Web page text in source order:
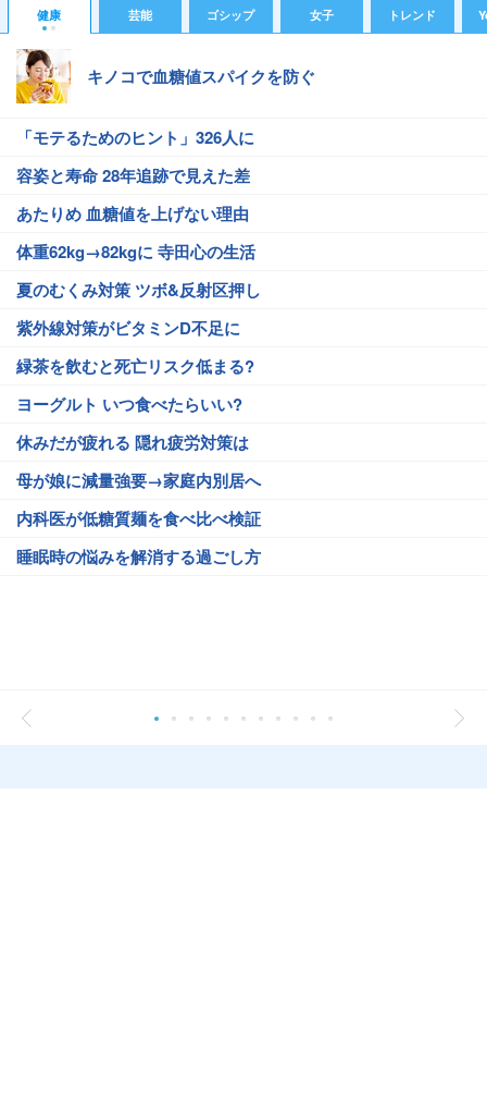
健康 芸能 ゴシップ 女子 トレンド
キノコで血糖値スパイクを防ぐ
「モテるためのヒント」326人に
容姿と寿命 28年追跡で見えた差
あたりめ 血糖値を上げない理由
体重62kg→82kgに 寺田心の生活
夏のむくみ対策 ツボ&反射区押し
紫外線対策がビタミンD不足に
緑茶を飲むと死亡リスク低まる?
ヨーグルト いつ食べたらいい?
休みだが疲れる 隠れ疲労対策は
母が娘に減量強要→家庭内別居へ
内科医が低糖質麺を食べ比べ検証
睡眠時の悩みを解消する過ごし方